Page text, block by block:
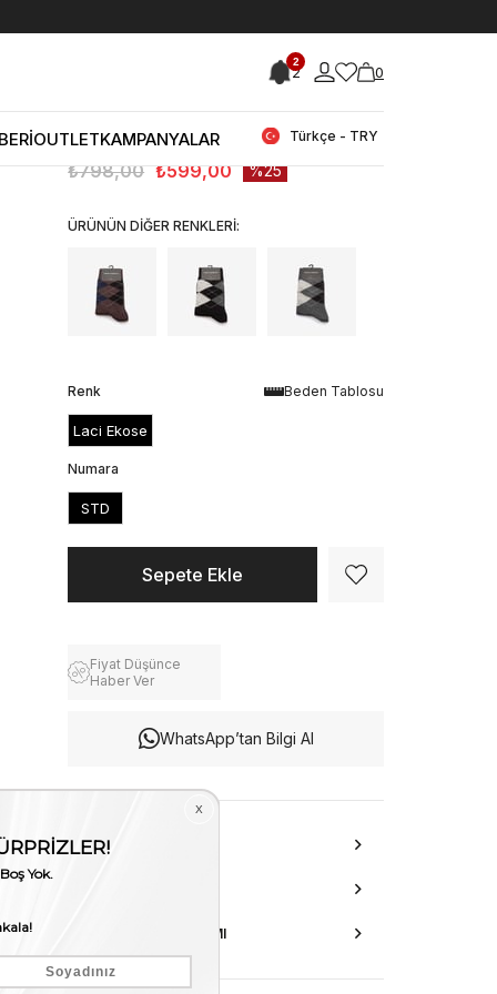
2
2 0
Türkçe - TRY
OUTLETKAMPANYALAR
< < Önceki Sayfaya Dön
Mocassini Ekoseli Erkek Çorap ERB03-
MC
₺798,00 ₺599,00 25
ÜRÜNÜN DİĞER RENKLERİ:
Beden Tablosu
Renk
Laci Ekose
Numara
STD
Fiyat Düşünce
Haber Ver
WhatsApp’tan Bilgi Al
ÜRÜN ÖZELLIKLERI
AKSESUAR ONARIMI